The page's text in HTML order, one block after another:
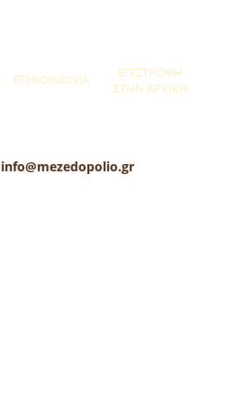
ΕΠΙΚΟΙΝΩΝΙΑ
ΕΠΙΣΤΡΟΦΗ
ΣΤΗΝ ΑΡΧΙΚΗ
info@mezedopolio.gr